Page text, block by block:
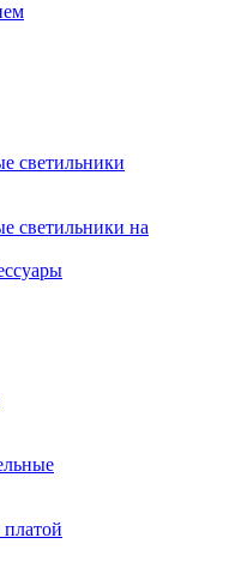
светильники
светильники на